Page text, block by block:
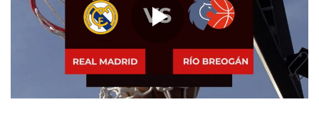
FICHAJES
DIRECTO